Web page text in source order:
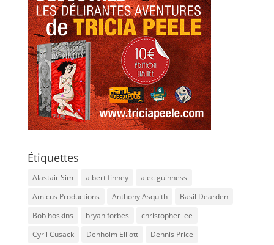
Étiquettes
Alastair Sim albert finney
alec guinness
Amicus Productions
Anthony Asquith
Basil Dearden
Bob hoskins
bryan forbes
christopher lee
Cyril Cusack
Denholm Elliott
Dennis Price